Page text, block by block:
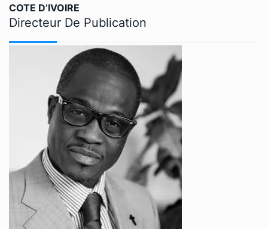
COTE D’IVOIRE
Directeur De Publication